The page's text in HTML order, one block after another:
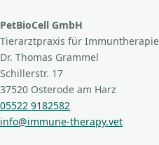
PetBioCell GmbH
Tierarztpraxis für Immuntherapie
Dr. Thomas Grammel
Schillerstr. 17
37520 Osterode am Harz
05522 9182582
info@immune-therapy.vet